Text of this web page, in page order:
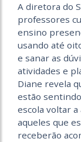
A diretora do
professores
ensino
usando até
e sanar as
atividades e
Diane revela
estão
escola voltar
aqueles que
receberão